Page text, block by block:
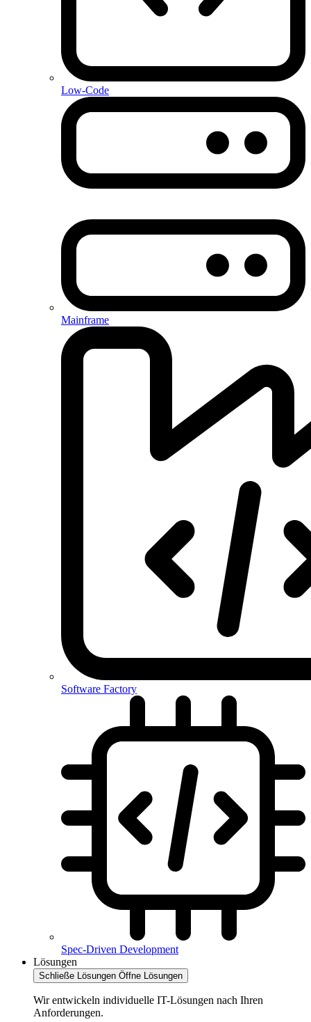
Low-Code
Mainframe
Software Factory
Spec-Driven Development
Lösungen
Schließe Lösungen Öffne Lösungen
Wir entwickeln individuelle IT-Lösungen nach Ihren
Anforderungen.